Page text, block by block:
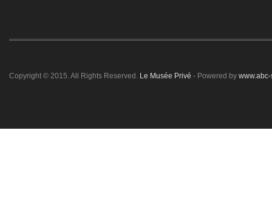
Copyright © 2015. All Rights Reserved. Le Musée Privé - Powered by